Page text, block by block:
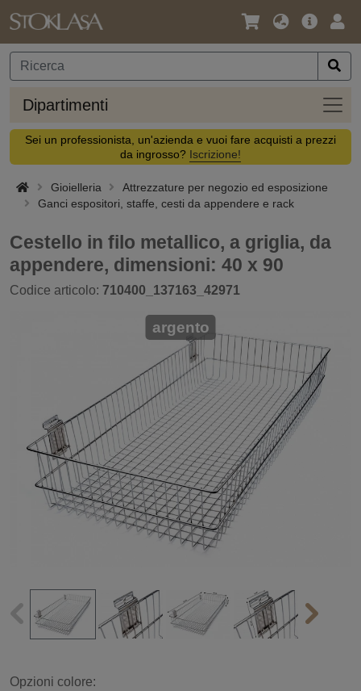
Lingua
Valuta
Offerta
Dipartimenti
Sei un professionista, un'azienda e vuoi fare acquisti a prezzi
da ingrosso? Iscrizione!
Gioielleria
Attrezzature per negozio ed esposizione
Ganci espositori, staffe, cesti da appendere e rack
Cestello in filo metallico, a griglia, da
appendere, dimensioni: 40 x 90
Codice articolo: 710400_137163_42971
argento
Opzioni colore: